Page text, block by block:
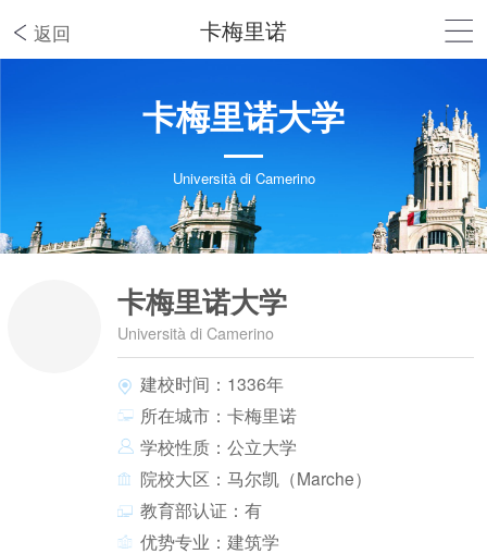
返回 卡梅里诺
卡梅里诺大学
Università di Camerino
卡梅里诺大学
Università di Camerino
建校时间：1336年
所在城市：卡梅里诺
学校性质：公立大学
院校大区：马尔凯（Marche）
教育部认证：有
优势专业：建筑学